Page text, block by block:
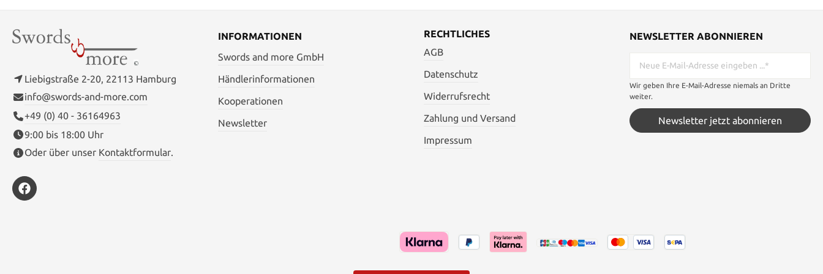
Klingenlänge: 9,60 cm Gewicht: 103 gr.
Linermaterial: Stahl Verschlußart: Lock-
Messer mit 3 verschiedenen
Liebigstraße 2-20, 22113 Hamburg
info@swords-and-more.com
+49 (0) 40 - 36164963
9:00 bis 18:00 Uhr
Oder über unser Kontaktformular.
INFORMATIONEN
Swords and more GmbH
Händlerinformationen
Kooperationen
Newsletter
RECHTLICHES
AGB
Datenschutz
Widerrufsrecht
Zahlung und Versand
Impressum
NEWSLETTER ABONNIEREN
Wir geben Ihre E-Mail-Adresse niemals an Dritte
weiter.
Newsletter jetzt abonnieren